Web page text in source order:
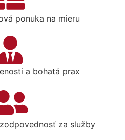
ponuka na mieru
a bohatá prax
za služby